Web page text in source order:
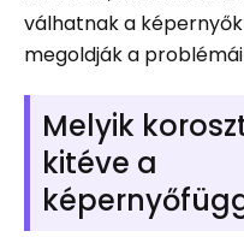
válhatnak a
megoldják a
Melyik
kitéve a